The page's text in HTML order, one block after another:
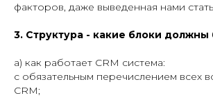
факторов, даже выведенная нами
3. Структура - какие блоки должны
а) как работает CRM система:
с обязательным перечислением всех
CRM;